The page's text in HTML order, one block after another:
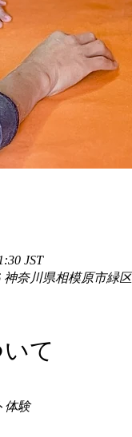
JST
神奈川県相模原市緑
て
体験